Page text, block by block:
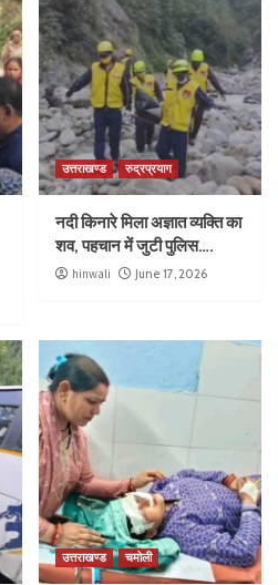
उत्तराखण्ड रुद्रप्रयाग
नदी किनारे मिला अज्ञात व्यक्ति का
शव, पहचान में जुटी पुलिस….
hinwali June 17, 2026
उत्तराखण्ड चमोली